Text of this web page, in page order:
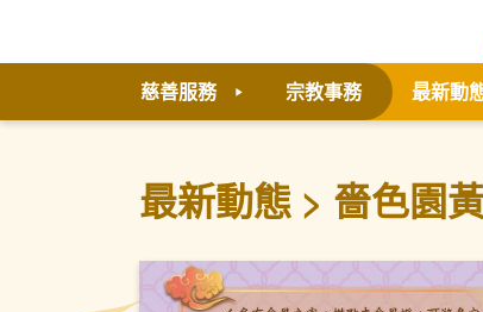
慈善服務 宗教事務 最新動
最新動態 嗇色園